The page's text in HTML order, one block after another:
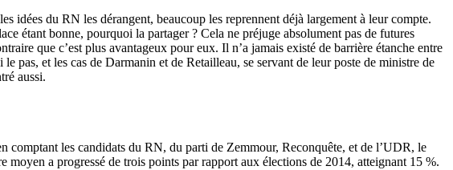
idées du RN les dérangent, beaucoup les reprennent déjà largement à leur compte.
étant bonne, pourquoi la partager ? Cela ne préjuge absolument pas de futures
que c’est plus avantageux pour eux. Il n’a jamais existé de barrière étanche entre
pas, et les cas de Darmanin et de Retailleau, se servant de leur poste de ministre de
aussi.
comptant les candidats du RN, du parti de Zemmour, Reconquête, et de l’UDR, le
a progressé de trois points par rapport aux élections de 2014, atteignant 15 %.